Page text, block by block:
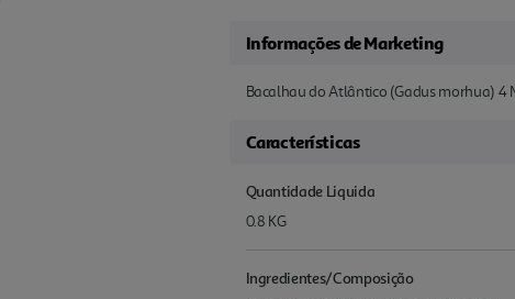
Informações de Marketing
Bacalhau do Atlântico (Gadus morhua) 4
Características
Quantidade Liquida
0.8 KG
Ingredientes/Composição